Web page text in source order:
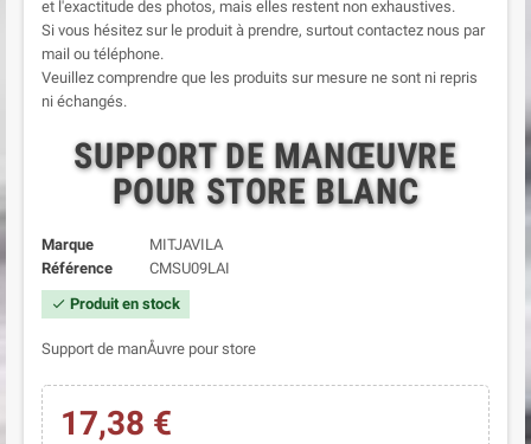
et l'exactitude des photos, mais elles restent non exhaustives.
Si vous hésitez sur le produit à prendre, surtout contactez nous par
mail ou téléphone.
Veuillez comprendre que les produits sur mesure ne sont ni repris
ni échangés.
SUPPORT DE MANŒUVRE
POUR STORE BLANC
Marque
MITJAVILA
Référence
CMSU09LAI
check Produit en stock
Support de manÅuvre pour store
17,38 €